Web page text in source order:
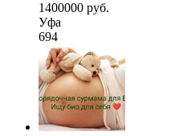
1400000 руб.
Уфа
694